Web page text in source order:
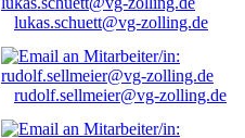
lukas.schuett@vg-zolling.de
rudolf.sellmeier@vg-zolling.de